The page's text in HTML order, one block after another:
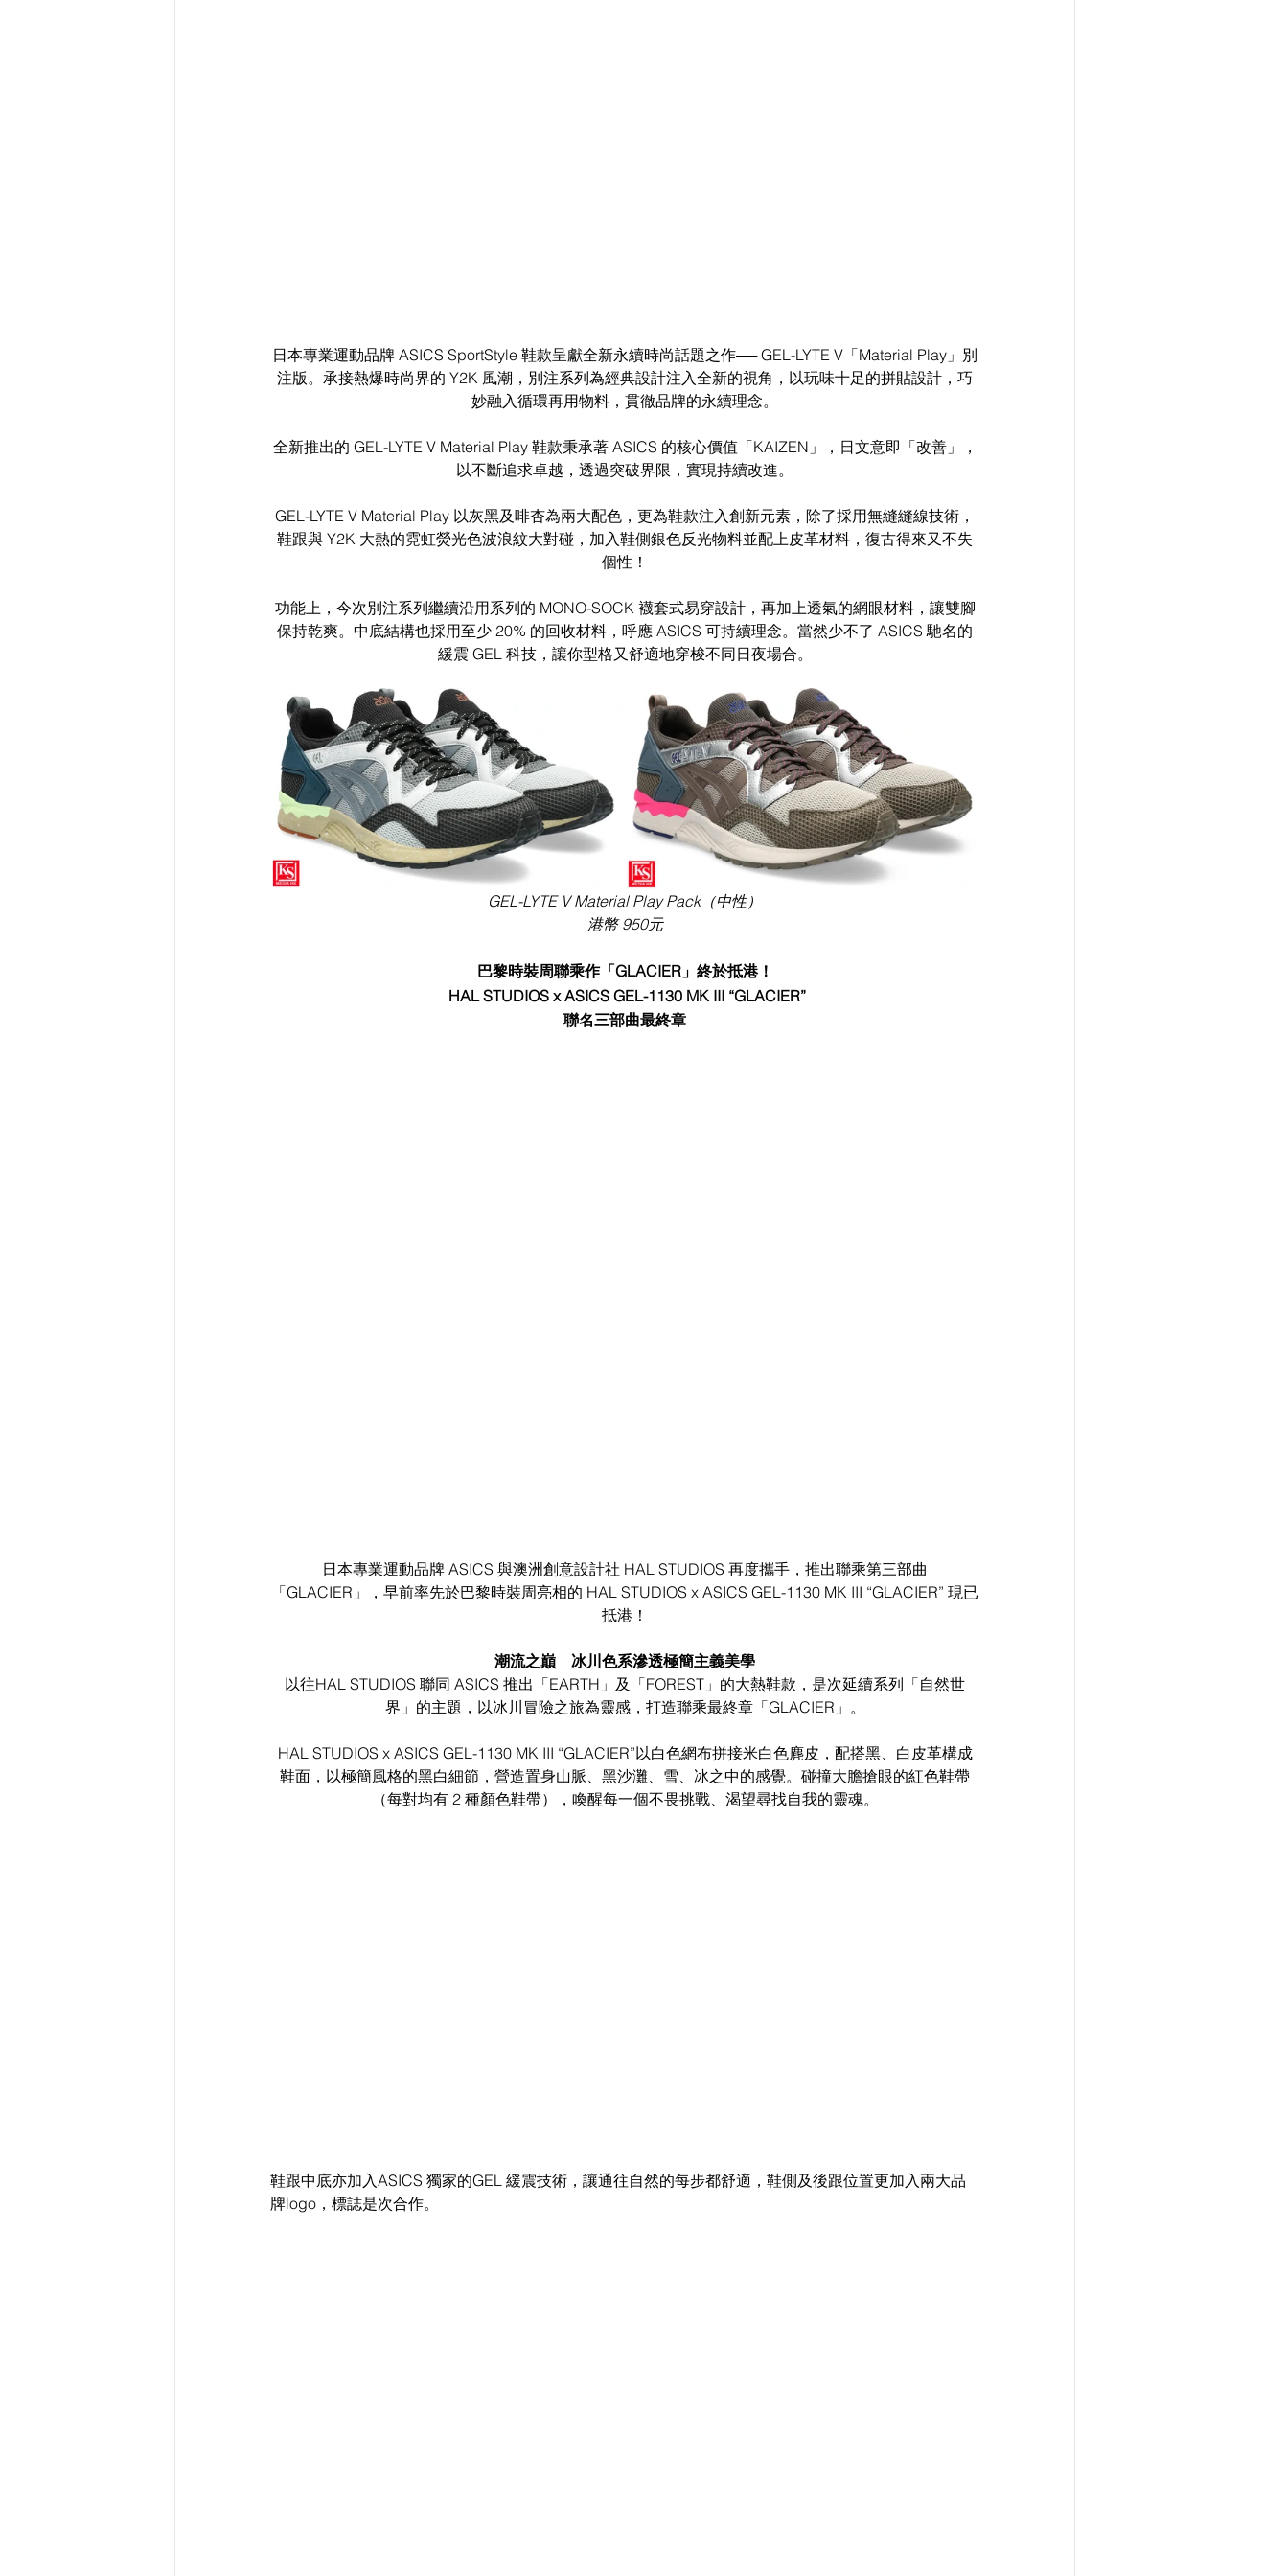
日本專業運動品牌 ASICS SportStyle 鞋款呈獻全新永續時尚話題之作── GEL-LYTE V「Material Play」別
注版。承接熱爆時尚界的 Y2K 風潮，別注系列為經典設計注入全新的視角，以玩味十足的拼貼設計，巧
妙融入循環再用物料，貫徹品牌的永續理念。
全新推出的 GEL-LYTE V Material Play 鞋款秉承著 ASICS 的核心價值「KAIZEN」，日文意即「改善」，
以不斷追求卓越，透過突破界限，實現持續改進。
GEL-LYTE V Material Play 以灰黑及啡杏為兩大配色，更為鞋款注入創新元素，除了採用無縫縫線技術，
鞋跟與 Y2K 大熱的霓虹熒光色波浪紋大對碰，加入鞋側銀色反光物料並配上皮革材料，復古得來又不失
個性！
功能上，今次別注系列繼續沿用系列的 MONO-SOCK 襪套式易穿設計，再加上透氣的網眼材料，讓雙腳
保持乾爽。中底結構也採用至少 20% 的回收材料，呼應 ASICS 可持續理念。當然少不了 ASICS 馳名的
緩震 GEL 科技，讓你型格又舒適地穿梭不同日夜場合。
GEL-LYTE V Material Play Pack（中性）
港幣 950元
巴黎時裝周聯乘作「GLACIER」終於抵港！
HAL STUDIOS x ASICS GEL-1130 MK III “GLACIER”
聯名三部曲最終章
日本專業運動品牌 ASICS 與澳洲創意設計社 HAL STUDIOS 再度攜手，推出聯乘第三部曲
「GLACIER」，早前率先於巴黎時裝周亮相的 HAL STUDIOS x ASICS GEL-1130 MK III “GLACIER” 現已
抵港！
潮流之巔　冰川色系滲透極簡主義美學
以往HAL STUDIOS 聯同 ASICS 推出「EARTH」及「FOREST」的大熱鞋款，是次延續系列「自然世
界」的主題，以冰川冒險之旅為靈感，打造聯乘最終章「GLACIER」。
HAL STUDIOS x ASICS GEL-1130 MK III “GLACIER”以白色網布拼接米白色麂皮，配搭黑、白皮革構成
鞋面，以極簡風格的黑白細節，營造置身山脈、黑沙灘、雪、冰之中的感覺。碰撞大膽搶眼的紅色鞋帶
（每對均有 2 種顏色鞋帶），喚醒每一個不畏挑戰、渴望尋找自我的靈魂。
鞋跟中底亦加入ASICS 獨家的GEL 緩震技術，讓通往自然的每步都舒適，鞋側及後跟位置更加入兩大品
牌logo，標誌是次合作。